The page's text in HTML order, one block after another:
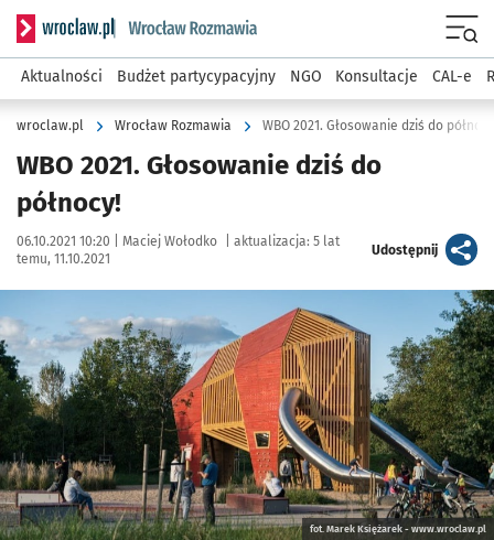
Serwis informacyjny wroclaw.pl podserwis: Rozmawia
Aktualności Budżet partycypacyjny NGO Konsultacje CAL-e
wroclaw.pl Wrocław Rozmawia WBO 2021. Głosowanie dziś do
WBO 2021. Głosowanie dziś do
północy!
Data publikacji:
06.10.2021 10:20 | Autor:
Maciej Wołodko aktualizacja: 5 lat
temu, 11.10.2021
Udostępnijartykuł
fot. Marek Księżarek - www.wroclaw.pl